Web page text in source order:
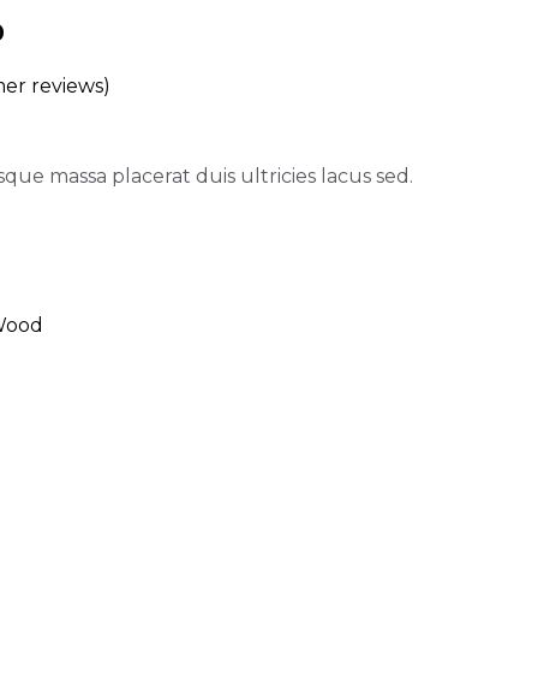
reviews)
massa placerat duis ultricies lacus sed.